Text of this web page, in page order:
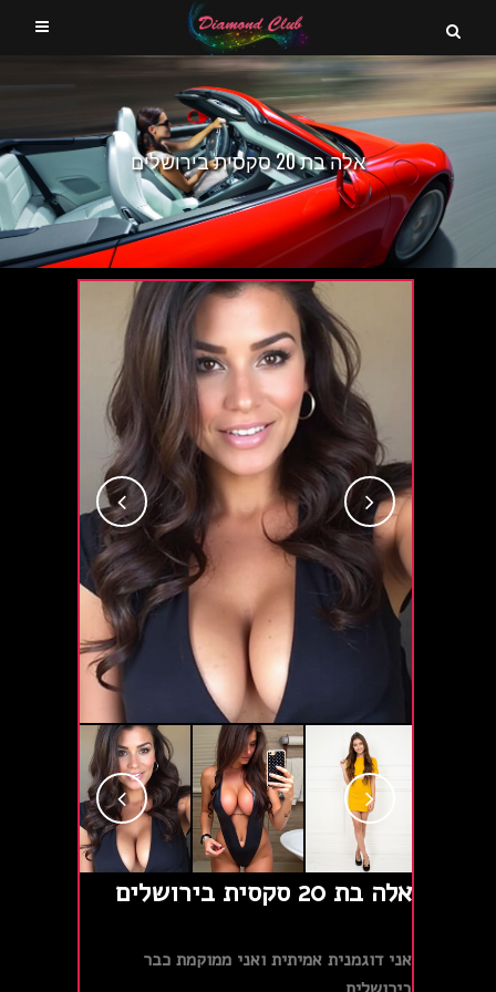
אלה בת 20 סקסית בירושלים
אלה בת 20 סקסית בירושלים
אני דוגמנית אמיתית ואני ממוקמת כבר